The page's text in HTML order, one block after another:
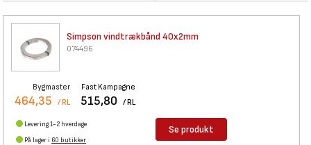
Simpson vindtrækbånd 40x2mm
074496
Bygmaster
464,35 / RL
Fast Kampagne
515,80 / RL
Levering 1-2 hverdage
På lager i 60 butikker
Se produkt